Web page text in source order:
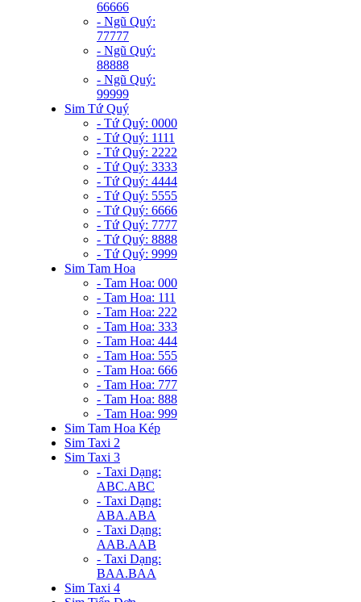
66666
- Ngũ Quý:
77777
- Ngũ Quý:
88888
- Ngũ Quý:
99999
Sim Tứ Quý
- Tứ Quý: 0000
- Tứ Quý: 1111
- Tứ Quý: 2222
- Tứ Quý: 3333
- Tứ Quý: 4444
- Tứ Quý: 5555
- Tứ Quý: 6666
- Tứ Quý: 7777
- Tứ Quý: 8888
- Tứ Quý: 9999
Sim Tam Hoa
- Tam Hoa: 000
- Tam Hoa: 111
- Tam Hoa: 222
- Tam Hoa: 333
- Tam Hoa: 444
- Tam Hoa: 555
- Tam Hoa: 666
- Tam Hoa: 777
- Tam Hoa: 888
- Tam Hoa: 999
Sim Tam Hoa Kép
Sim Taxi 2
Sim Taxi 3
- Taxi Dạng:
ABC.ABC
- Taxi Dạng:
ABA.ABA
- Taxi Dạng:
AAB.AAB
- Taxi Dạng:
BAA.BAA
Sim Taxi 4